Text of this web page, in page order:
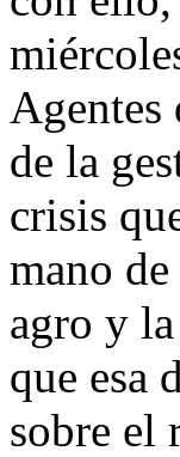
de la
crisis
mano
agro y
que esa
sobre el